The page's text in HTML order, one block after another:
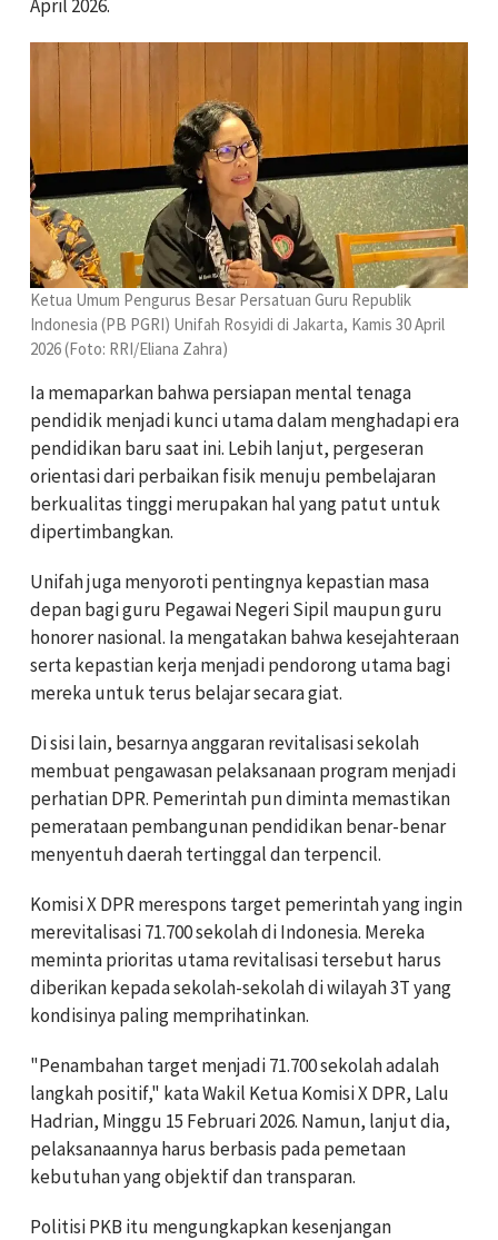
April 2026.
Ketua Umum Pengurus Besar Persatuan Guru Republik
Indonesia (PB PGRI) Unifah Rosyidi di Jakarta, Kamis 30 April
2026 (Foto: RRI/Eliana Zahra)
Ia memaparkan bahwa persiapan mental tenaga
pendidik menjadi kunci utama dalam menghadapi era
pendidikan baru saat ini. Lebih lanjut, pergeseran
orientasi dari perbaikan fisik menuju pembelajaran
berkualitas tinggi merupakan hal yang patut untuk
dipertimbangkan.
Unifah juga menyoroti pentingnya kepastian masa
depan bagi guru Pegawai Negeri Sipil maupun guru
honorer nasional. Ia mengatakan bahwa kesejahteraan
serta kepastian kerja menjadi pendorong utama bagi
mereka untuk terus belajar secara giat.
Di sisi lain, besarnya anggaran revitalisasi sekolah
membuat pengawasan pelaksanaan program menjadi
perhatian DPR. Pemerintah pun diminta memastikan
pemerataan pembangunan pendidikan benar-benar
menyentuh daerah tertinggal dan terpencil.
Komisi X DPR merespons target pemerintah yang ingin
merevitalisasi 71.700 sekolah di Indonesia. Mereka
meminta prioritas utama revitalisasi tersebut harus
diberikan kepada sekolah-sekolah di wilayah 3T yang
kondisinya paling memprihatinkan.
"Penambahan target menjadi 71.700 sekolah adalah
langkah positif," kata Wakil Ketua Komisi X DPR, Lalu
Hadrian, Minggu 15 Februari 2026. Namun, lanjut dia,
pelaksanaannya harus berbasis pada pemetaan
kebutuhan yang objektif dan transparan.
Politisi PKB itu mengungkapkan kesenjangan